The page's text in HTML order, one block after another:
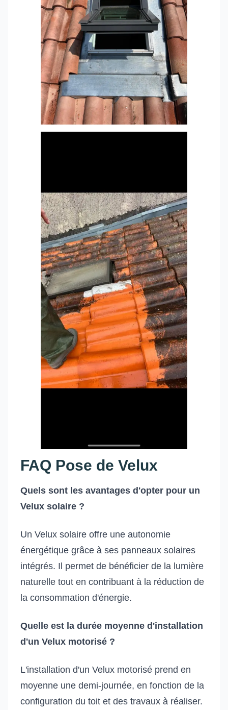
FAQ Pose de Velux
Quels sont les avantages d'opter pour un
Velux solaire ?
Un Velux solaire offre une autonomie
énergétique grâce à ses panneaux solaires
intégrés. Il permet de bénéficier de la lumière
naturelle tout en contribuant à la réduction de
la consommation d'énergie.
Quelle est la durée moyenne d'installation
d'un Velux motorisé ?
L'installation d'un Velux motorisé prend en
moyenne une demi-journée, en fonction de la
configuration du toit et des travaux à réaliser.